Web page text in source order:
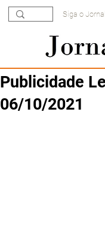
Siga o
Publicidade
06/10/2021